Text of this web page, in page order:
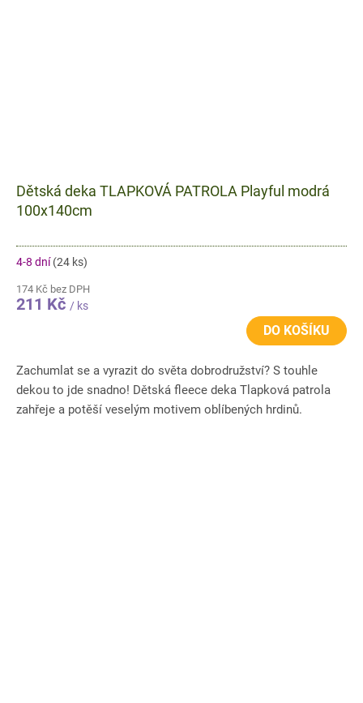
Dětská deka TLAPKOVÁ PATROLA Playful modrá
100x140cm
4-8 dní(24 ks)
174 Kč bez DPH
211 Kč / ks
DO KOŠÍKU
Zachumlat se a vyrazit do světa dobrodružství? S touhle
dekou to jde snadno! Dětská fleece deka Tlapková patrola
zahřeje a potěší veselým motivem oblíbených hrdinů.